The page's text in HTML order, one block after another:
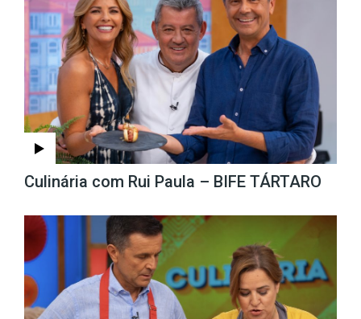
Culinária com Rui Paula – BIFE TÁRTARO